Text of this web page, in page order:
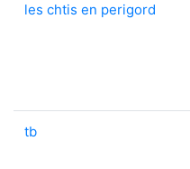
les chtis en perigord
tb